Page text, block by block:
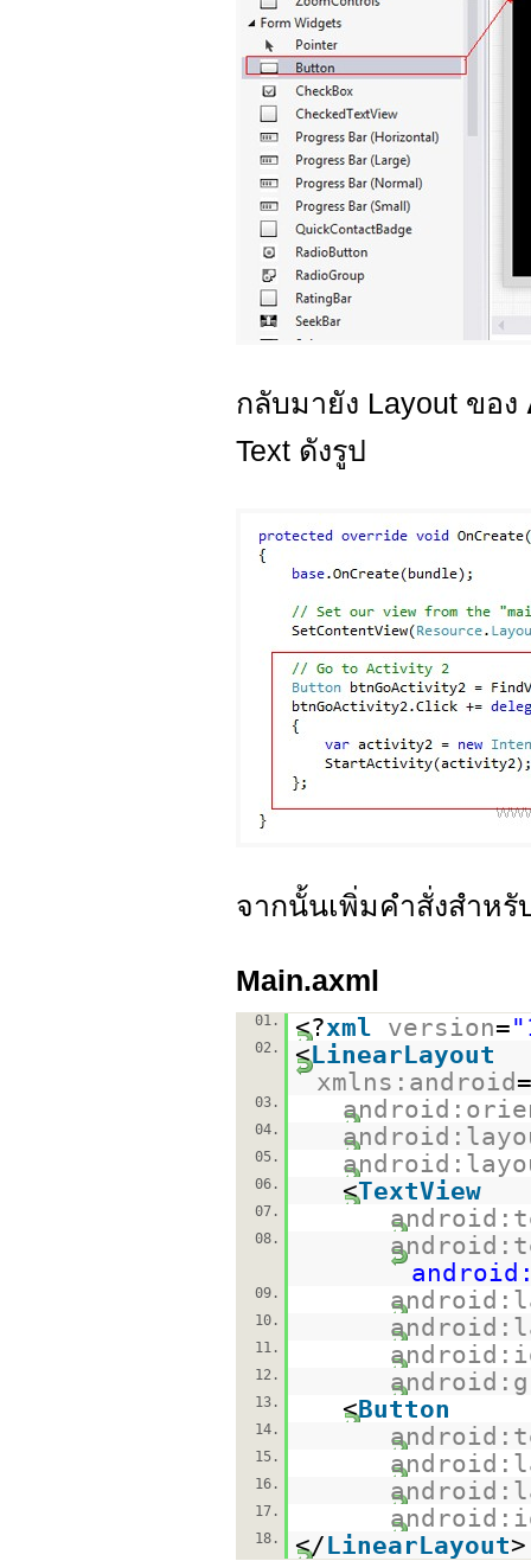
กลับมายัง Layout ของ
Text ดังรูป
จากนั้นเพิ่มคำสั่งสำหรั
Main.axml
01. <?xml version=
02. <LinearLayout
xmlns:android=
03.
04.
05.
06. <TextView
07.
08.
09.
10.
11.
12.
13. <Button
14.
15.
16.
17.
18. </LinearLayout>